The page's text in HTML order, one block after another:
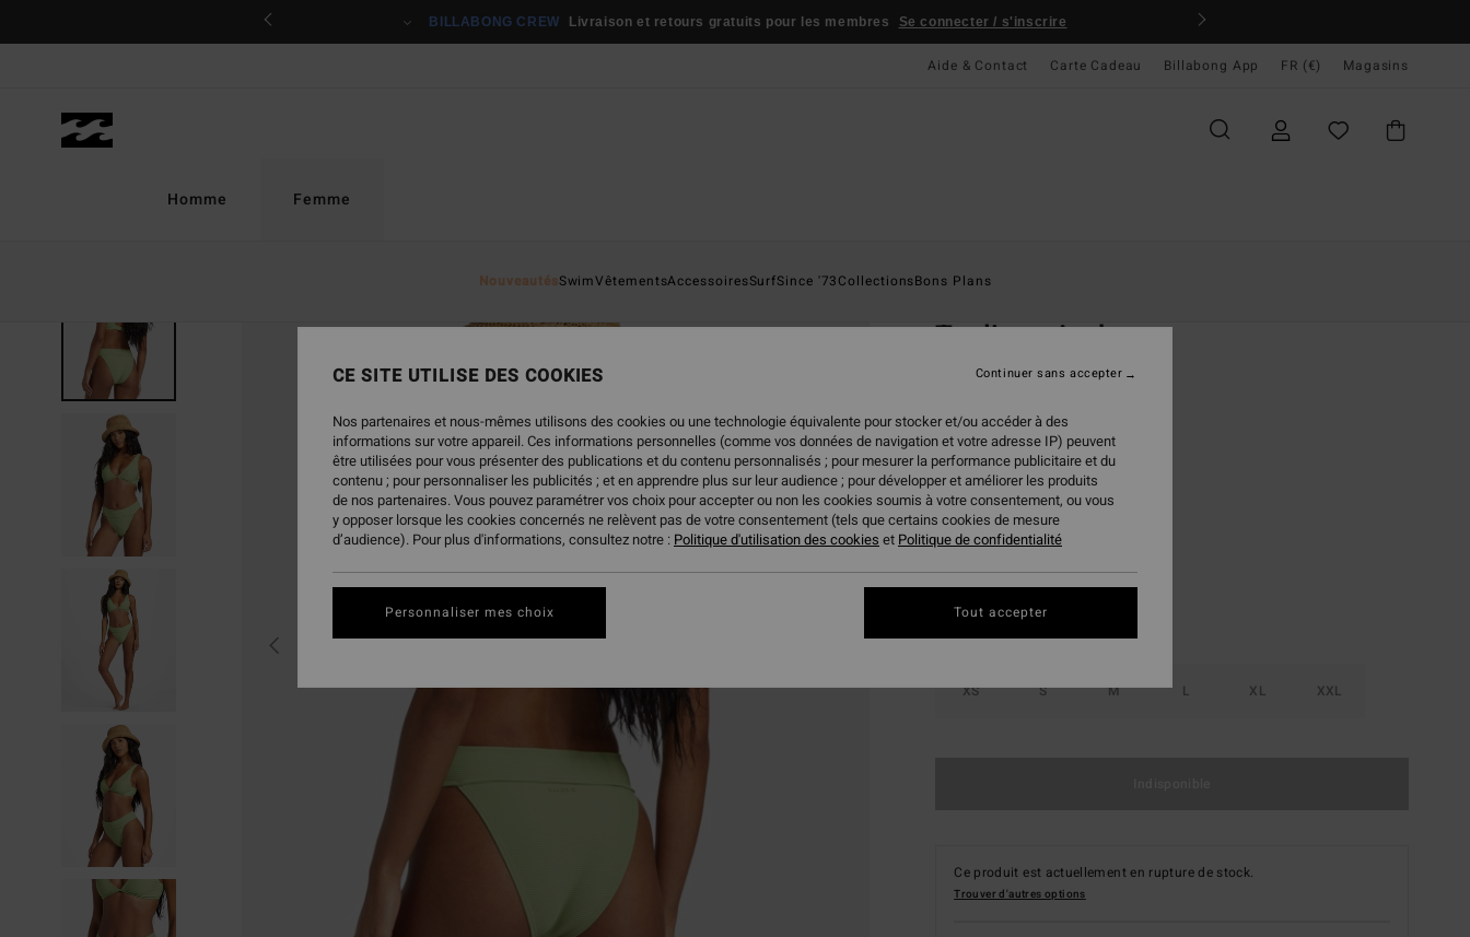
BILLABONG CREW Livraison et retours gratuits pour les membres Se connecter / s'inscrire
Aide & Contact Carte Cadeau Billabong App FR (€) Magasins
Homme Femme
NouveautésSwimVêtementsAccessoiresSurfSince '73CollectionsBons Plans
Tanlines Aruba
Bas de bikini Vert Femme
ECO-BONUS
45,95 €
CouleurPalm Green
XS S M L XL XXL
Ce produit est actuellement en rupture de stock.
Trouver d'autres options
CE SITE UTILISE DES COOKIES
Nos partenaires et nous-mêmes utilisons des cookies ou une technologie équivalente pour stocker et/ou accéder à des
informations sur votre appareil. Ces informations personnelles (comme vos données de navigation et votre adresse IP) peuvent
être utilisées pour vous présenter des publications et du contenu personnalisés ; pour mesurer la performance publicitaire et du
contenu ; pour personnaliser les publicités ; et en apprendre plus sur leur audience ; pour développer et améliorer les produits
de nos partenaires. Vous pouvez paramétrer vos choix pour accepter ou non les cookies soumis à votre consentement, ou vous
y opposer lorsque les cookies concernés ne relèvent pas de votre consentement (tels que certains cookies de mesure
d’audience). Pour plus d'informations, consultez notre : Politique d'utilisation des cookies et Politique de confidentialité
Personnaliser mes choix
Continuer sans accepter
Tout accepter